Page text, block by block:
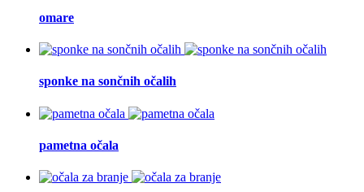
omare
sponke na sončnih očalih
pametna očala